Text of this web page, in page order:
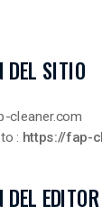
DEL SITIO
cleaner.com
: https://fap-
EDITOR